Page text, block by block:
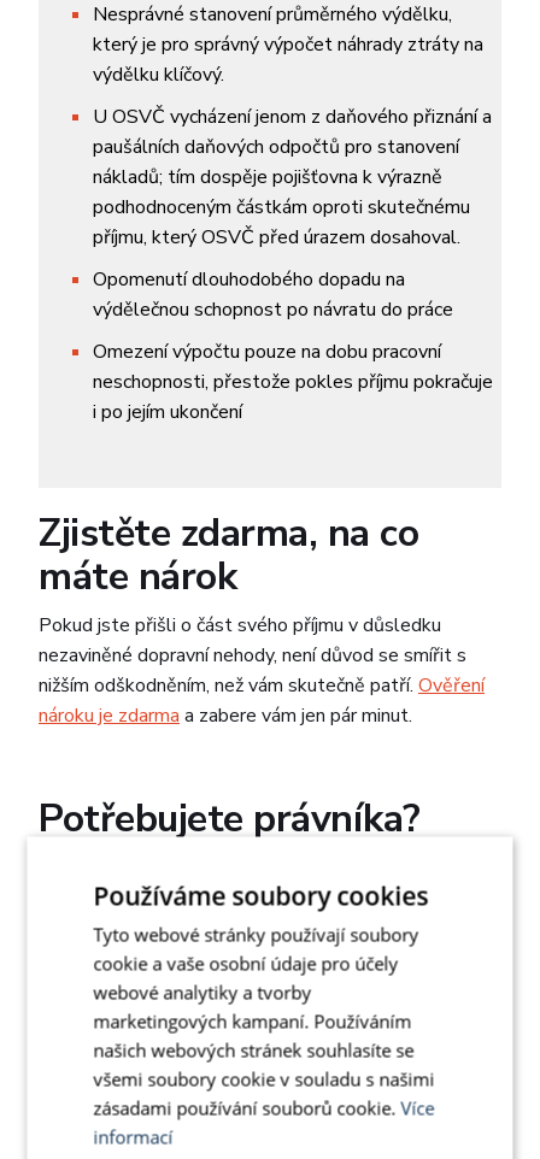
Nesprávné stanovení průměrného výdělku,
který je pro správný výpočet náhrady ztráty na
výdělku klíčový.
U OSVČ vycházení jenom z daňového přiznání a
paušálních daňových odpočtů pro stanovení
nákladů; tím dospěje pojišťovna k výrazně
podhodnoceným částkám oproti skutečnému
příjmu, který OSVČ před úrazem dosahoval.
Opomenutí dlouhodobého dopadu na
výdělečnou schopnost po návratu do práce
Omezení výpočtu pouze na dobu pracovní
neschopnosti, přestože pokles příjmu pokračuje
i po jejím ukončení
Zjistěte zdarma, na co
máte nárok
Pokud jste přišli o část svého příjmu v důsledku
nezaviněné dopravní nehody, není důvod se smířit s
nižším odškodněním, než vám skutečně patří. Ověření
nároku je zdarma a zabere vám jen pár minut.
Potřebujete právníka?
ale nemusíte na něj být sami. Naši právníci se
specializují naodškodnění po dopravních nehodách
pomohou vám získat maximální možnou částku.
Jak to probíhá?
Zdarma zjistíme, na co máte nárok– stačí
vyplnit krátký formulář.
Získáme potřebné dokumenty apřevezmeme
veškerou komunikaci s pojišťovnou
Používáme soubory cookies
Tyto webové stránky používají soubory
cookie a vaše osobní údaje pro účely
webové analytiky a tvorby
marketingových kampaní. Používáním
našich webových stránek souhlasíte se
všemi soubory cookie v souladu s našimi
zásadami používání souborů cookie.Více
informací